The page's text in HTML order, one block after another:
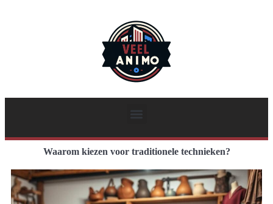
Waarom kiezen voor traditionele technieken?